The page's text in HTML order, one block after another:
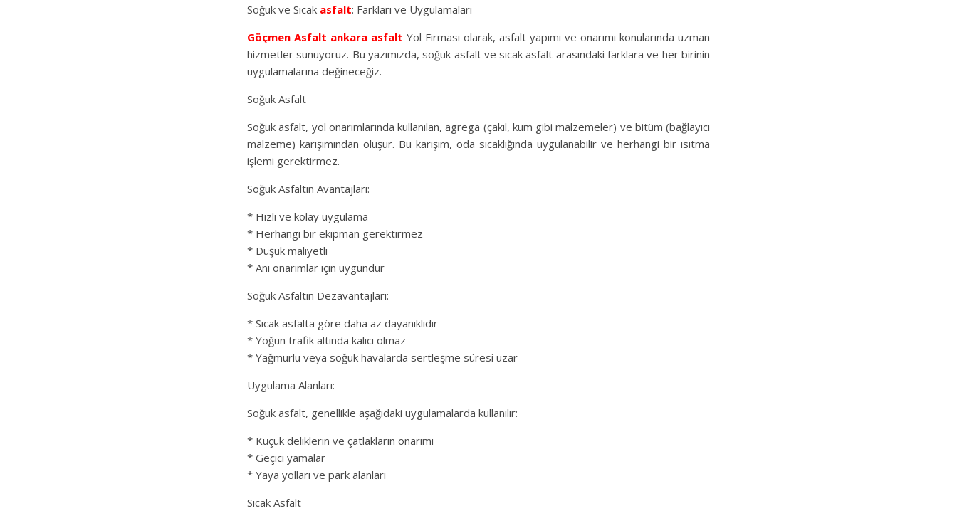
Soğuk ve Sıcak asfalt: Farkları ve Uygulamaları
Göçmen Asfalt ankara asfalt Yol Firması olarak, asfalt yapımı ve onarımı konularında uzman
hizmetler sunuyoruz. Bu yazımızda, soğuk asfalt ve sıcak asfalt arasındaki farklara ve her birinin
uygulamalarına değineceğiz.
Soğuk Asfalt
Soğuk asfalt, yol onarımlarında kullanılan, agrega (çakıl, kum gibi malzemeler) ve bitüm (bağlayıcı
malzeme) karışımından oluşur. Bu karışım, oda sıcaklığında uygulanabilir ve herhangi bir ısıtma
işlemi gerektirmez.
Soğuk Asfaltın Avantajları:
* Hızlı ve kolay uygulama
* Herhangi bir ekipman gerektirmez
* Düşük maliyetli
* Ani onarımlar için uygundur
Soğuk Asfaltın Dezavantajları:
* Sıcak asfalta göre daha az dayanıklıdır
* Yoğun trafik altında kalıcı olmaz
* Yağmurlu veya soğuk havalarda sertleşme süresi uzar
Uygulama Alanları:
Soğuk asfalt, genellikle aşağıdaki uygulamalarda kullanılır:
* Küçük deliklerin ve çatlakların onarımı
* Geçici yamalar
* Yaya yolları ve park alanları
Sıcak Asfalt